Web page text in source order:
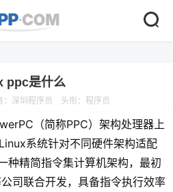
ppc是什么
：深圳程序员 头衔：程序员
（简称PPC）架构处理器上
系统针对不同硬件架构适配
种精简指令集计算机架构，最初
司联合开发，具备指令执行效率